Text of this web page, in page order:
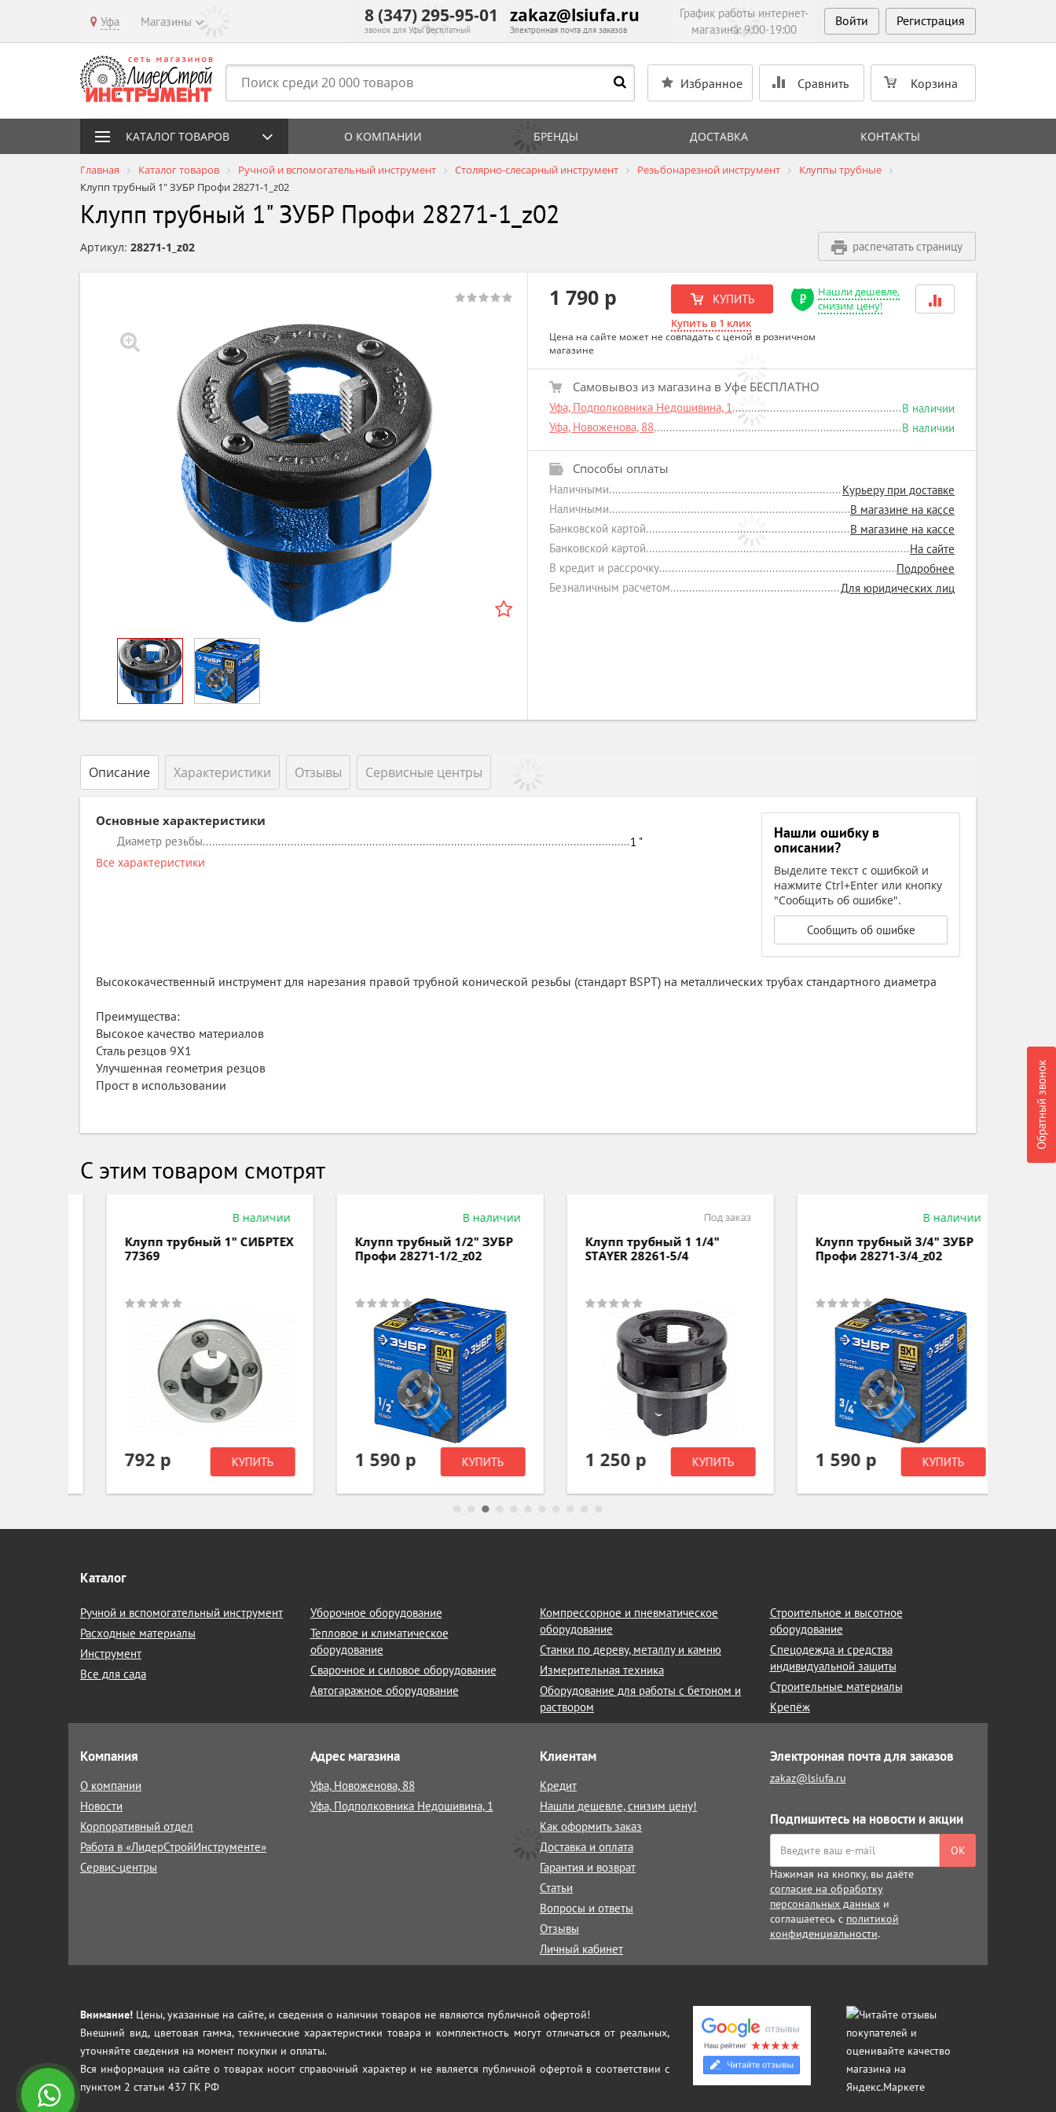
Уфа Магазины 8 (347) 295-95-01
звонок для Уфы бесплатный
zakaz@lsiufa.ru
Электронная почта для заказов
График работы интернет-
магазина: 9:00-19:00
Войти Регистрация
Избранное Сравнить Корзина
Обратный звонок
КАТАЛОГ ТОВАРОВ О КОМПАНИИ БРЕНДЫ ДОСТАВКА КОНТАКТЫ
Главная Каталог товаров Ручной и вспомогательный инструмент Столярно-слесарный инструмент Резьбонарезной инструмент
Клуппы трубные
Клупп трубный 1" ЗУБР Профи 28271-1_z02
Клупп трубный 1" ЗУБР Профи 28271-1_z02
распечатать страницу
Артикул: 28271-1_z02
1 790 р КУПИТЬ
Купить в 1 клик
Нашли дешевле,
снизим цену!
Цена на сайте может не совпадать с ценой в розничном
магазине
Самовывоз из магазина в Уфе БЕСПЛАТНО
Уфа, Подполковника Недошивина, 1
В наличии
Уфа, Новоженова, 88
В наличии
Способы оплаты
Наличными
Курьеру при доставке
Наличными
В магазине на кассе
Банковской картой
В магазине на кассе
Банковской картой
На сайте
В кредит и рассрочку
Подробнее
Безналичным расчетом
Для юридических лиц
Описание Характеристики Отзывы Сервисные центры
Основные характеристики
Диаметр резьбы 1 "
Все характеристики
Нашли ошибку в
описании?
Выделите текст с ошибкой и
нажмите Ctrl+Enter или кнопку
"Сообщить об ошибке".
Сообщить об ошибке
Высококачественный инструмент для нарезания правой трубной конической резьбы (стандарт BSPT) на металлических трубах стандартного диаметра
Преимущества:
Высокое качество материалов
Сталь резцов 9Х1
Улучшенная геометрия резцов
Прост в использовании
С этим товаром смотрят
В наличии
Клупп трубный 1" СИБРТЕХ
77369
792 р КУПИТЬ
В наличии
Клупп трубный 1/2" ЗУБР
Профи 28271-1/2_z02
1 590 р КУПИТЬ
Под заказ
Клупп трубный 1 1/4"
STAYER 28261-5/4
1 250 р КУПИТЬ
В наличии
Клупп трубный 3/4" ЗУБР
Профи 28271-3/4_z02
1 590 р КУПИТЬ
Каталог
Ручной и вспомогательный инструмент
Расходные материалы
Инструмент
Все для сада
Уборочное оборудование
Тепловое и климатическое
оборудование
Сварочное и силовое оборудование
Автогаражное оборудование
Компрессорное и пневматическое
оборудование
Станки по дереву, металлу и камню
Измерительная техника
Оборудование для работы с бетоном и
раствором
Строительное и высотное
оборудование
Спецодежда и средства
индивидуальной защиты
Строительные материалы
Крепёж
Компания
О компании
Новости
Корпоративный отдел
Работа в «ЛидерСтройИнструменте»
Сервис-центры
Адрес магазина
Уфа, Новоженова, 88
Уфа, Подполковника Недошивина, 1
Клиентам
Кредит
Нашли дешевле, снизим цену!
Как оформить заказ
Доставка и оплата
Гарантия и возврат
Статьи
Вопросы и ответы
Отзывы
Личный кабинет
Электронная почта для заказов
zakaz@lsiufa.ru
Подпишитесь на новости и акции
ОК
Нажимая на кнопку, вы даёте
согласие на обработку
персональных данныхи
соглашаетесь с политикой
конфиденциальности.
Внимание! Цены, указанные на сайте, и сведения о наличии товаров не являются публичной офертой!
Внешний вид, цветовая гамма, технические характеристики товара и комплектность могут отличаться от реальных,
уточняйте сведения на момент покупки и оплаты.
Вся информация на сайте о товарах носит справочный характер и не является публичной офертой в соответствии с
пунктом 2 статьи 437 ГК РФ